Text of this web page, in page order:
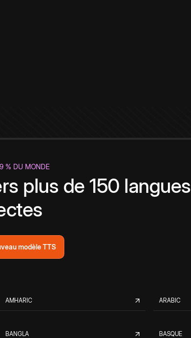
% DU MONDE
plus de 150 langues
modèle TTS
AMHARIC ARABIC
BANGLA BASQUE